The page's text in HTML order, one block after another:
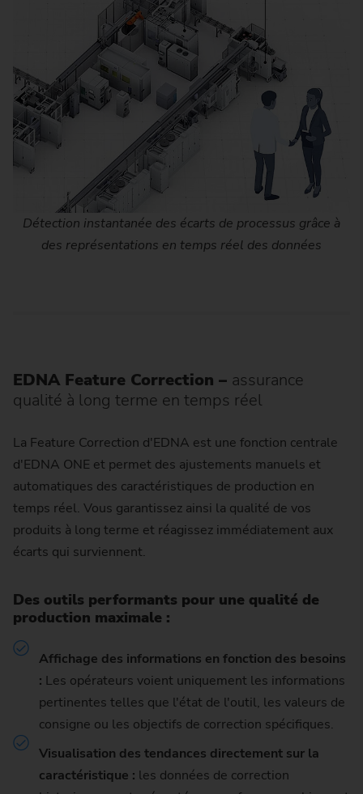
Détection instantanée des écarts de processus grâce à
des représentations en temps réel des données
EDNA Feature Correction – assurance
qualité à long terme en temps réel
La Feature Correction d'EDNA est une fonction centrale
d'EDNA ONE et permet des ajustements manuels et
automatiques des caractéristiques de production en
temps réel. Vous garantissez ainsi la qualité de vos
produits à long terme et réagissez immédiatement aux
écarts qui surviennent.
Des outils performants pour une qualité de
production maximale :
Affichage des informations en fonction des besoins
: Les opérateurs voient uniquement les informations
pertinentes telles que l'état de l'outil, les valeurs de
consigne ou les objectifs de correction spécifiques.
Visualisation des tendances directement sur la
caractéristique : les données de correction